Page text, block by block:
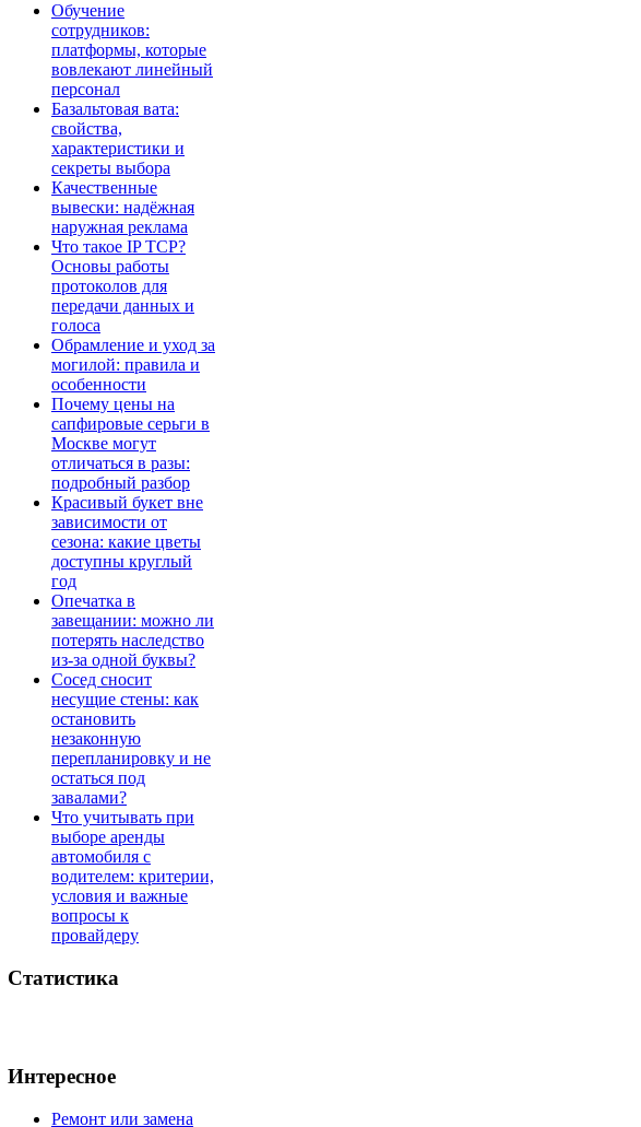
Обучение
сотрудников:
платформы, которые
вовлекают линейный
персонал
Базальтовая вата:
свойства,
характеристики и
секреты выбора
Качественные
вывески: надёжная
наружная реклама
Что такое IP TCP?
Основы работы
протоколов для
передачи данных и
голоса
Обрамление и уход за
могилой: правила и
особенности
Почему цены на
сапфировые серьги в
Москве могут
отличаться в разы:
подробный разбор
Красивый букет вне
зависимости от
сезона: какие цветы
доступны круглый
год
Опечатка в
завещании: можно ли
потерять наследство
из-за одной буквы?
Сосед сносит
несущие стены: как
остановить
незаконную
перепланировку и не
остаться под
завалами?
Что учитывать при
выборе аренды
автомобиля с
водителем: критерии,
условия и важные
вопросы к
провайдеру
Статистика
Интересное
Ремонт или замена